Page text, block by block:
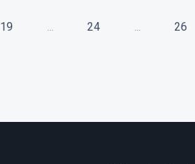
19 ... 24 ... 26